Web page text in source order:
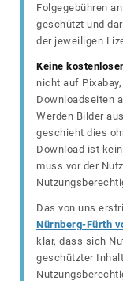
Folgegebühren
geschützt und
der jeweiligen
Keine
nicht auf
Downloadseiten
Werden Bilder
geschieht dies
Download ist
muss vor der
Das von uns
Nürnberg-Fürth
klar, dass sich
geschützter